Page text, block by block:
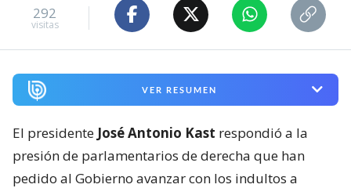
292
visitas
VER RESUMEN
El presidente José Antonio Kast respondió a la
presión de parlamentarios de derecha que han
pedido al Gobierno avanzar con los indultos a